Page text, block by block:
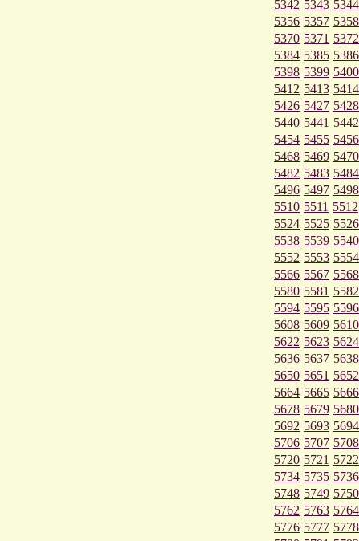
5342 5343 5344
5356 5357 5358
5370 5371 5372
5384 5385 5386
5398 5399 5400
5412 5413 5414
5426 5427 5428
5440 5441 5442
5454 5455 5456
5468 5469 5470
5482 5483 5484
5496 5497 5498
5510 5511 5512
5524 5525 5526
5538 5539 5540
5552 5553 5554
5566 5567 5568
5580 5581 5582
5594 5595 5596
5608 5609 5610
5622 5623 5624
5636 5637 5638
5650 5651 5652
5664 5665 5666
5678 5679 5680
5692 5693 5694
5706 5707 5708
5720 5721 5722
5734 5735 5736
5748 5749 5750
5762 5763 5764
5776 5777 5778